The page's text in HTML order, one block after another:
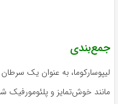
جمع‌بندی
لیپوسارکوما، به عنوان یک
مانند خوش‌تمایز و پلئومورفیک